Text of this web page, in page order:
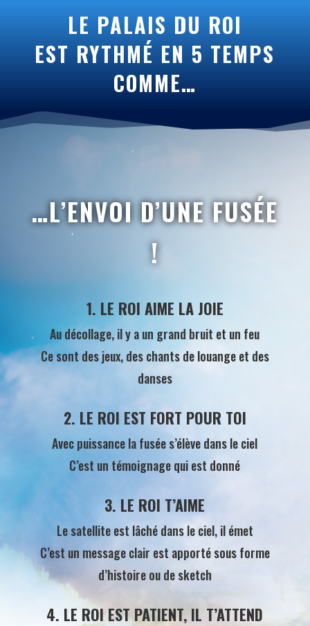
LE PALAIS DU ROI
ESTRYTHMÉEN 5 TEMPS
COMME…
…L’ENVOI D’UNE FUSÉE
!
1. LE ROI AIME LA JOIE
Au décollage, il y a un grand bruit et un feu
Ce sont des jeux, des chants de louange et des
danses
2. LE ROI EST FORT POUR TOI
Avec puissance la fusée s’élève dans le ciel
C’est un témoignage qui est donné
3. LE ROI T’AIME
Le satellite est lâché dans le ciel, il émet
C’est un message clair est apporté sous forme
d’histoire ou de sketch
4. LE ROI EST PATIENT, IL T’ATTEND